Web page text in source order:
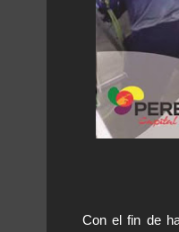
Con el fin de